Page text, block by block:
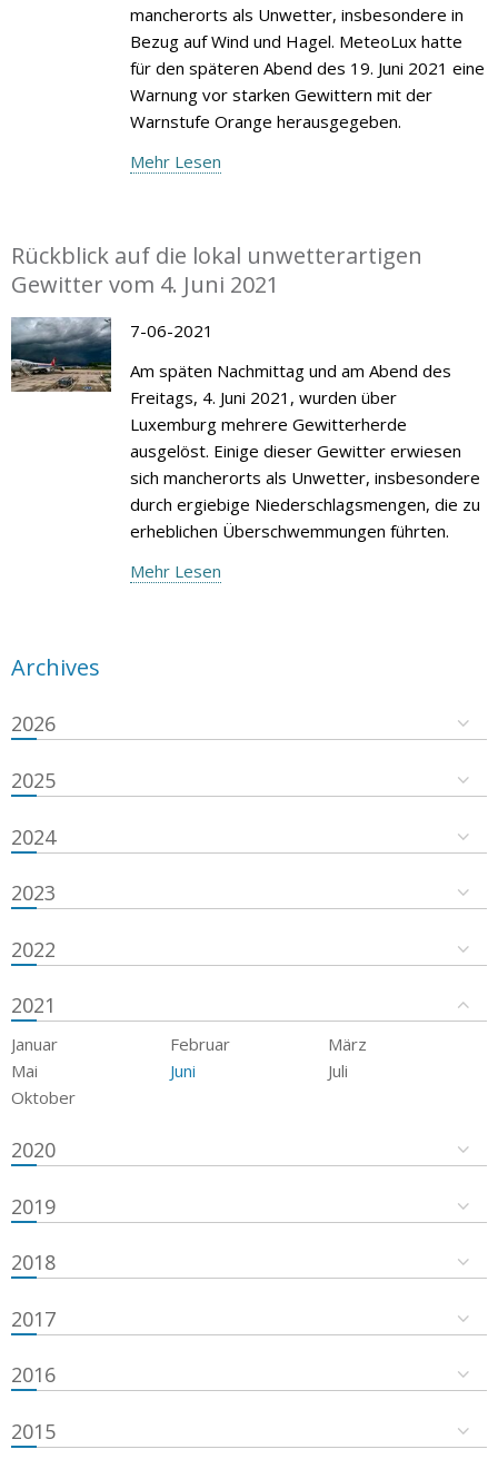
mancherorts als Unwetter, insbesondere in
Bezug auf Wind und Hagel. MeteoLux hatte
für den späteren Abend des 19. Juni 2021 eine
Warnung vor starken Gewittern mit der
Warnstufe Orange herausgegeben.
Mehr Lesen
Rückblick auf die lokal unwetterartigen
Gewitter vom 4. Juni 2021
7-06-2021
Am späten Nachmittag und am Abend des
Freitags, 4. Juni 2021, wurden über
Luxemburg mehrere Gewitterherde
ausgelöst. Einige dieser Gewitter erwiesen
sich mancherorts als Unwetter, insbesondere
durch ergiebige Niederschlagsmengen, die zu
erheblichen Überschwemmungen führten.
Mehr Lesen
Archives
2026
2025
2024
2023
2022
2021
Januar Februar
März
Mai
Juni
Juli
Oktober
2020
2019
2018
2017
2016
2015